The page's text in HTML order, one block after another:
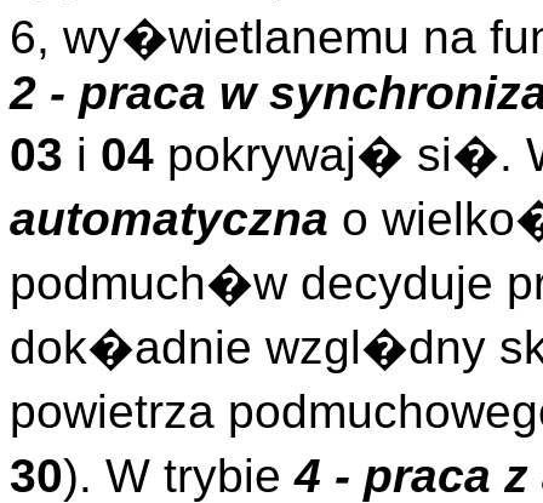
6, wy�wietlanemu na
2 - praca w
03 i 04 pokrywaj� si�.
automatyczna o
podmuch�w decyduje
dok�adnie wzgl�dny
powietrza
30). W trybie4 - praca